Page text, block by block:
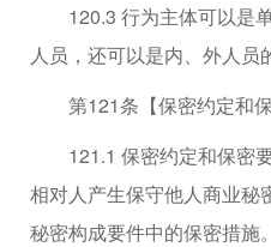
120.3 行为主体可以是
人员，还可以是内、外人员
第121条【保密约定和保
121.1 保密约定和保密
相对人产生保守他人商业秘
秘密构成要件中的保密措施。